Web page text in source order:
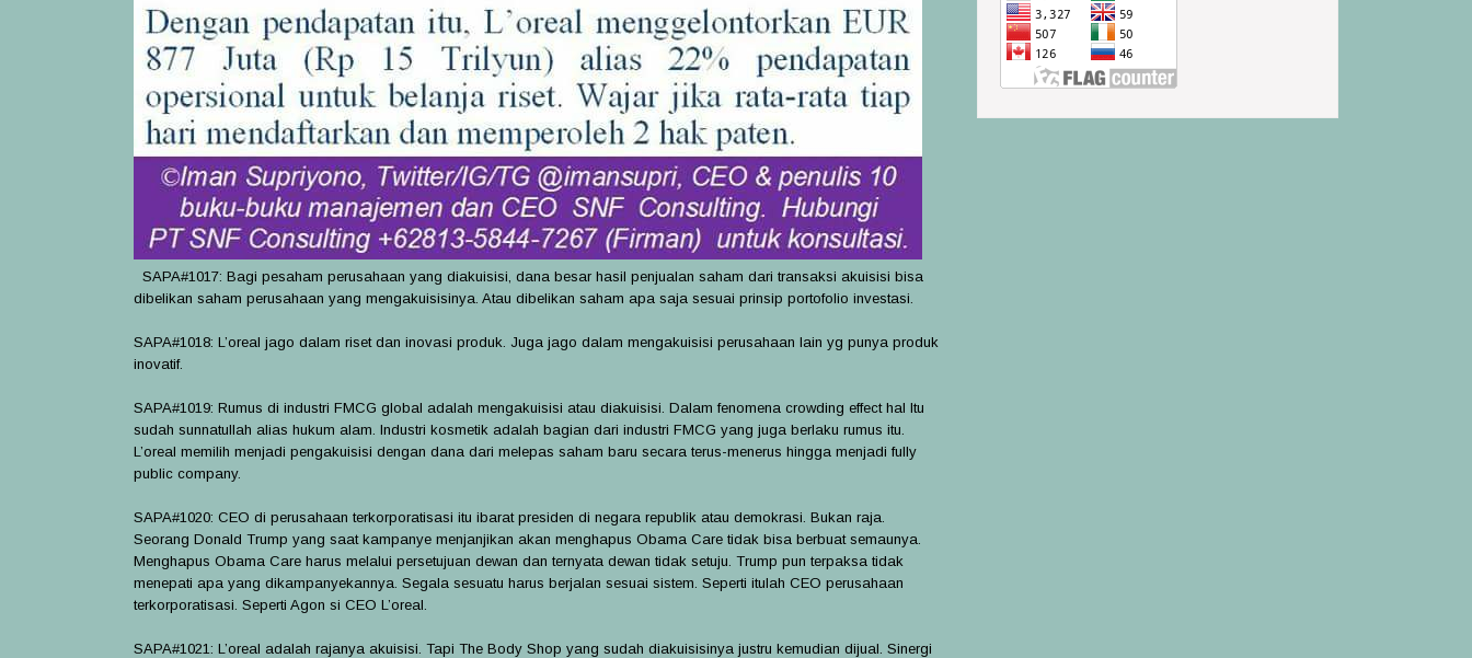
SAPA#1017: Bagi pesaham perusahaan yang diakuisisi, dana besar hasil penjualan saham dari transaksi akuisisi bisa
dibelikan saham perusahaan yang mengakuisisinya. Atau dibelikan saham apa saja sesuai prinsip portofolio investasi.
SAPA#1018: L’oreal jago dalam riset dan inovasi produk. Juga jago dalam mengakuisisi perusahaan lain yg punya produk
inovatif.
SAPA#1019: Rumus di industri FMCG global adalah mengakuisisi atau diakuisisi. Dalam fenomena crowding effect hal Itu
sudah sunnatullah alias hukum alam. Industri kosmetik adalah bagian dari industri FMCG yang juga berlaku rumus itu.
L’oreal memilih menjadi pengakuisisi dengan dana dari melepas saham baru secara terus-menerus hingga menjadi fully
public company.
SAPA#1020: CEO di perusahaan terkorporatisasi itu ibarat presiden di negara republik atau demokrasi. Bukan raja.
Seorang Donald Trump yang saat kampanye menjanjikan akan menghapus Obama Care tidak bisa berbuat semaunya.
Menghapus Obama Care harus melalui persetujuan dewan dan ternyata dewan tidak setuju. Trump pun terpaksa tidak
menepati apa yang dikampanyekannya. Segala sesuatu harus berjalan sesuai sistem. Seperti itulah CEO perusahaan
terkorporatisasi. Seperti Agon si CEO L’oreal.
SAPA#1021: L’oreal adalah rajanya akuisisi. Tapi The Body Shop yang sudah diakuisisinya justru kemudian dijual. Sinergi